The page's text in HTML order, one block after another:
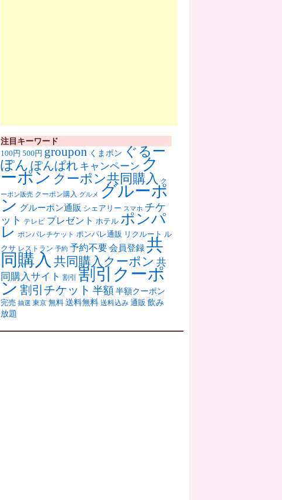
注目キーワード
100円 500円 groupon くまポン ぐるー
ぽん ぽんぱれ キャンペーン ク
ーポン クーポン共同購入 ク
ーポン販売 クーポン購入 グルメ グルーポ
ン グルーポン通販 シェアリー スマホ チケ
ット テレビ プレゼント ホテル ポンパ
レ ポンパレチケット ポンパレ通販 リクルート ル
クサ レストラン 予約 予約不要会員登録共
同購入 共同購入クーポン 共
同購入サイト 割引 割引クーポ
ン 割引チケット 半額 半額クーポン
完売 抽選 東京 無料 送料無料 送料込み 通販 飲み
放題